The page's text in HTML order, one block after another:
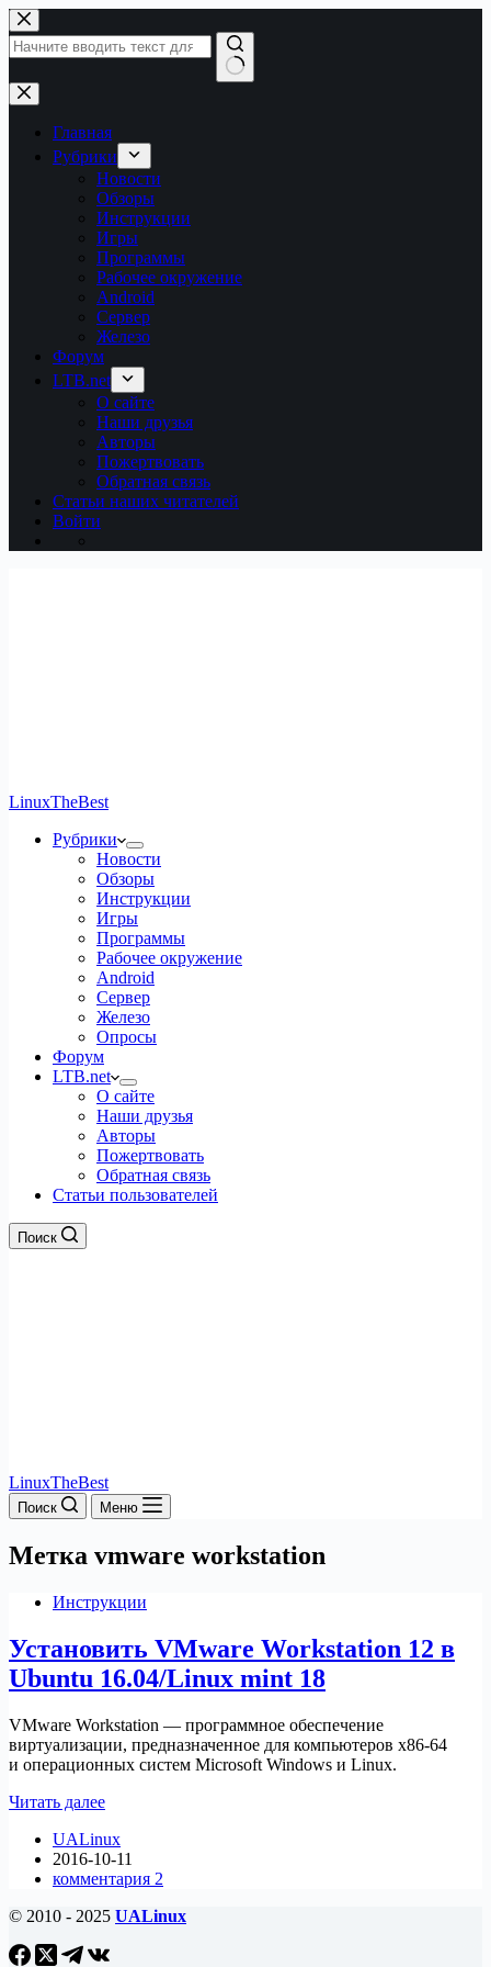
Перейти
к
сути
Ничего
не
найденоГлавная
Рубрики
Новости
Обзоры
Инструкции
Игры
Программы
Рабочее окружение
Android
Сервер
Железо
Форум
LTB.net
О сайте
Наши друзья
Авторы
Пожертвовать
Обратная связь
Статьи наших читателей
Войти
LinuxTheBest
Рубрики
Новости
Обзоры
Инструкции
Игры
Программы
Рабочее окружение
Android
Сервер
Железо
Опросы
Форум
LTB.net
О сайте
Наши друзья
Авторы
Пожертвовать
Обратная связь
Статьи пользователей
Поиск
LinuxTheBest
Поиск Меню
Метка vmware workstation
Инструкции
Установить VMware Workstation 12 в
Ubuntu 16.04/Linux mint 18
VMware Workstation — программное обеспечение
виртуализации, предназначенное для компьютеров x86-64
и операционных систем Microsoft Windows и Linux.
Читать далееУстановить
Workstation
12
в
16.04/Linux
18
UALinux
2016-10-11
комментария 2
© 2010 - 2025 UALinux